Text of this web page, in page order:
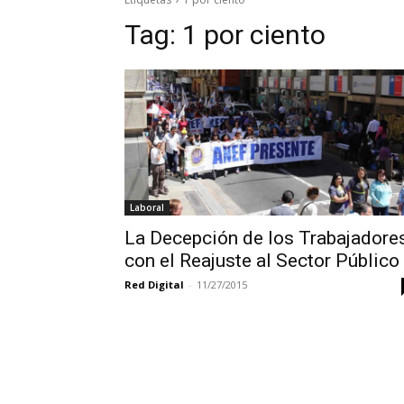
Tag: 1 por ciento
Laboral
La Decepción de los
con el Reajuste al Sector Público
Red Digital - 11/27/2015